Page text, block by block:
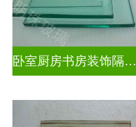
卧室厨房书房装饰隔断屏风